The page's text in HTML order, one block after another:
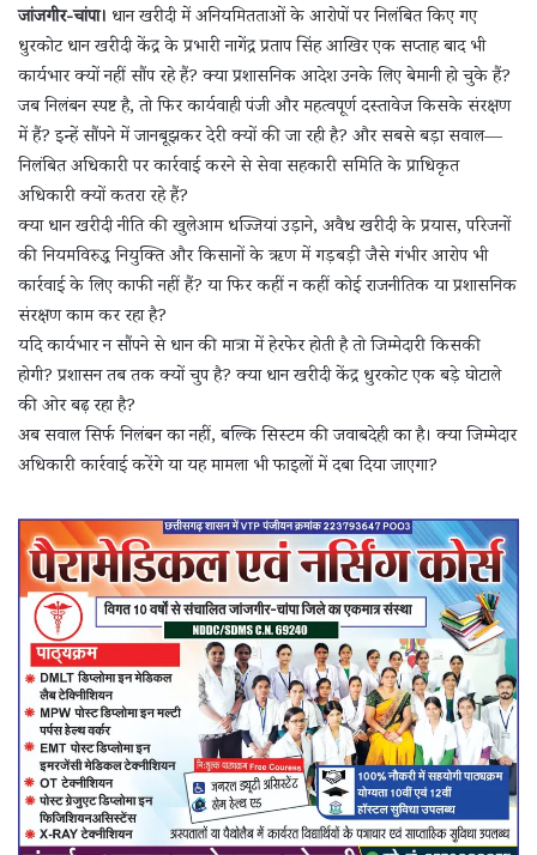
जांजगीर-चांपा। धान खरीदी में अनियमितताओं के आरोपों पर निलंबित किए गए
धुरकोट धान खरीदी केंद्र के प्रभारी नागेंद्र प्रताप सिंह आखिर एक सप्ताह बाद भी
कार्यभार क्यों नहीं सौंप रहे हैं? क्या प्रशासनिक आदेश उनके लिए बेमानी हो चुके हैं?
जब निलंबन स्पष्ट है, तो फिर कार्यवाही पंजी और महत्वपूर्ण दस्तावेज किसके संरक्षण
में हैं? इन्हें सौंपने में जानबूझकर देरी क्यों की जा रही है? और सबसे बड़ा सवाल—
निलंबित अधिकारी पर कार्रवाई करने से सेवा सहकारी समिति के प्राधिकृत
अधिकारी क्यों कतरा रहे हैं?
क्या धान खरीदी नीति की खुलेआम धज्जियां उड़ाने, अवैध खरीदी के प्रयास, परिजनों
की नियमविरुद्ध नियुक्ति और किसानों के ऋण में गड़बड़ी जैसे गंभीर आरोप भी
कार्रवाई के लिए काफी नहीं हैं? या फिर कहीं न कहीं कोई राजनीतिक या प्रशासनिक
संरक्षण काम कर रहा है?
यदि कार्यभार न सौंपने से धान की मात्रा में हेरफेर होती है तो जिम्मेदारी किसकी
होगी? प्रशासन तब तक क्यों चुप है? क्या धान खरीदी केंद्र धुरकोट एक बड़े घोटाले
की ओर बढ़ रहा है?
अब सवाल सिर्फ निलंबन का नहीं, बल्कि सिस्टम की जवाबदेही का है। क्या जिम्मेदार
अधिकारी कार्रवाई करेंगे या यह मामला भी फाइलों में दबा दिया जाएगा?